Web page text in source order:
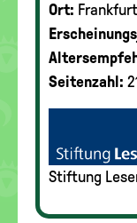
Ort:
Seitenzahl:
Stiftung